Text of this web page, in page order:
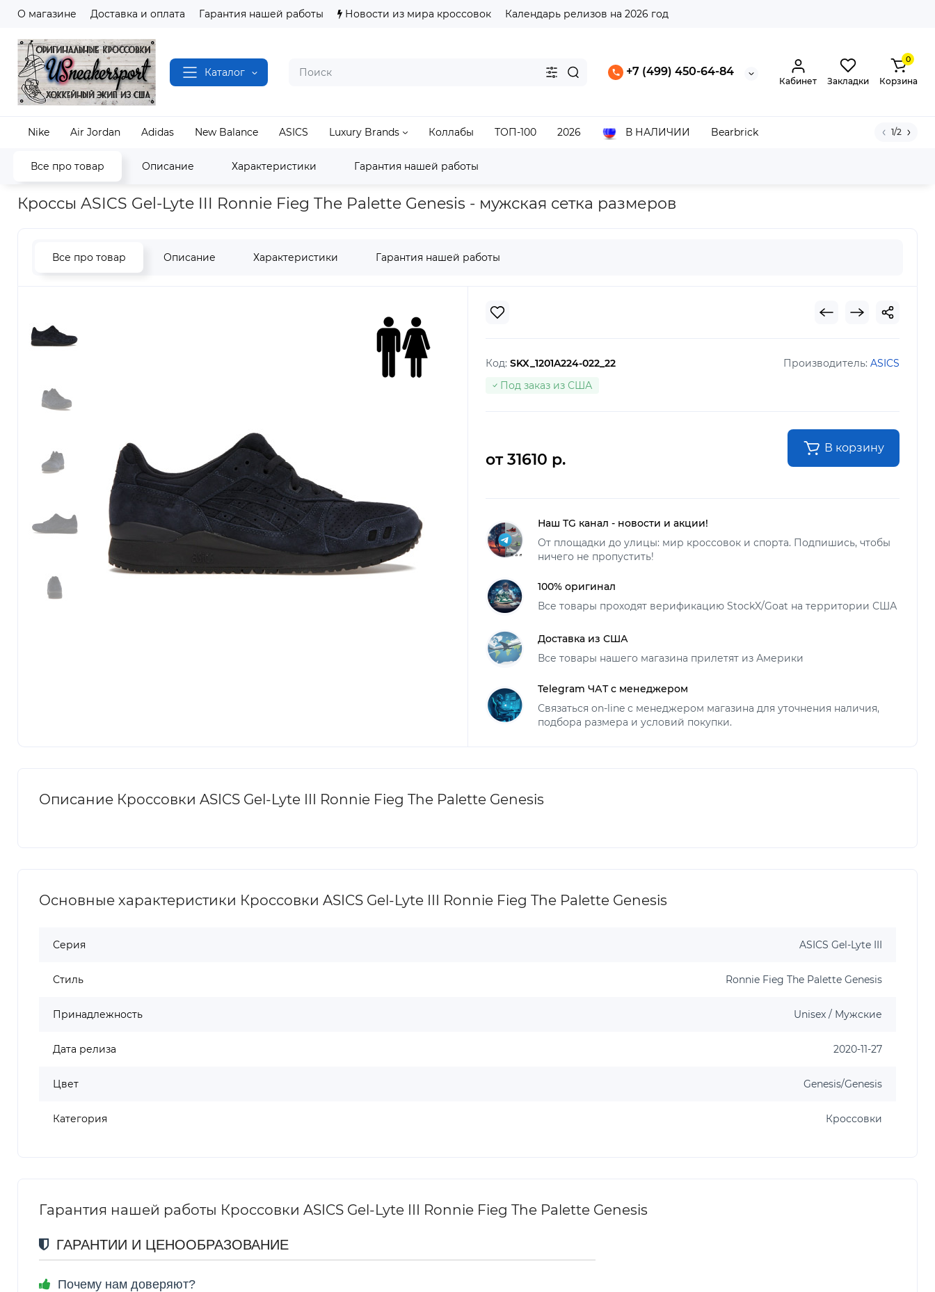
О магазине Доставка и оплата Гарантия нашей работы Новости из мира кроссовок Календарь релизов на 2026 год
Каталог +7 (499) 450-64-84
Кабинет Закладки
0
Корзина
Nike Air Jordan Adidas New Balance ASICS Luxury Brands Коллабы ТОП-100 2026 В НАЛИЧИИ Bearbrick 1/2
Все про товар Описание Характеристики Гарантия нашей работы
Наш магазин Полный каталог кроссовок ASICS ASICS Gel-Lyte III Кроссовки ASICS Gel-Lyte III Ronnie Fieg The Palette Genesis
Кроссы ASICS Gel-Lyte III Ronnie Fieg The Palette Genesis - мужская сетка размеров
Все про товар Описание Характеристики Гарантия нашей работы
Код: SKX_1201A224-022_22 Производитель: ASICS
Под заказ из США
от 31610 р.
В корзину
Наш TG канал - новости и акции!
От площадки до улицы: мир кроссовок и спорта. Подпишись, чтобы
ничего не пропустить!
100% оригинал
Все товары проходят верификацию StockX/Goat на территории США
Доставка из США
Все товары нашего магазина прилетят из Америки
Telegram ЧАТ с менеджером
Связаться on-line с менеджером магазина для уточнения наличия,
подбора размера и условий покупки.
Описание Кроссовки ASICS Gel-Lyte III Ronnie Fieg The Palette Genesis
Основные характеристики Кроссовки ASICS Gel-Lyte III Ronnie Fieg The Palette Genesis
Серия ASICS Gel-Lyte III
Стиль Ronnie Fieg The Palette Genesis
Принадлежность Unisex / Мужские
Дата релиза 2020-11-27
Цвет Genesis/Genesis
Категория Кроссовки
Гарантия нашей работы Кроссовки ASICS Gel-Lyte III Ronnie Fieg The Palette Genesis
ГАРАНТИИ И ЦЕНООБРАЗОВАНИЕ
Почему нам доверяют?